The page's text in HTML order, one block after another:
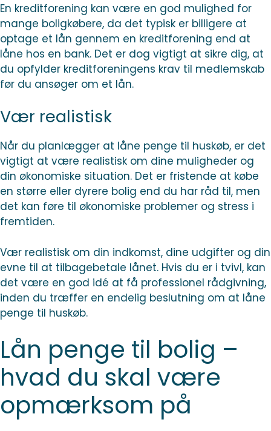
En kreditforening kan være en god mulighed for
mange boligkøbere, da det typisk er billigere at
optage et lån gennem en kreditforening end at
låne hos en bank. Det er dog vigtigt at sikre dig, at
du opfylder kreditforeningens krav til medlemskab
før du ansøger om et lån.
Vær realistisk
Når du planlægger at låne penge til huskøb, er det
vigtigt at være realistisk om dine muligheder og
din økonomiske situation. Det er fristende at købe
en større eller dyrere bolig end du har råd til, men
det kan føre til økonomiske problemer og stress i
fremtiden.
Vær realistisk om din indkomst, dine udgifter og din
evne til at tilbagebetale lånet. Hvis du er i tvivl, kan
det være en god idé at få professionel rådgivning,
inden du træffer en endelig beslutning om at låne
penge til huskøb.
Lån penge til bolig –
hvad du skal være
opmærksom på